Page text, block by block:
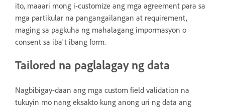
ito, maaari mong i-customize ang mga agreement para sa
mga partikular na pangangailangan at requirement,
maging sa pagkuha ng mahalagang impormasyon o
consent sa iba't ibang form.
Tailored na paglalagay ng data
Nagbibigay-daan ang mga custom field validation na
tukuyin mo nang eksakto kung anong uri ng data ang